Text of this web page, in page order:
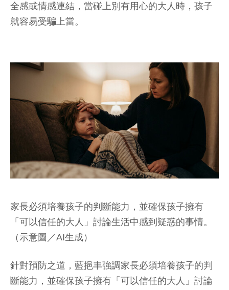
全感或情感連結，當碰上別有用心的大人時，孩子
就容易受騙上當。
家長必須培養孩子的判斷能力，並確保孩子擁有
「可以信任的大人」討論生活中感到疑惑的事情。
（示意圖／AI生成）
針對預防之道，藍挹丰強調家長必須培養孩子的判
斷能力，並確保孩子擁有「可以信任的大人」討論